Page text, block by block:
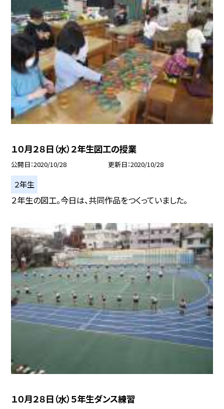
１０月２８日（水）２年生図工の授業
公開日 2020/10/28 更新日 2020/10/28
２年生
２年生の図工。今日は、共同作品をつくっていました。
１０月２８日（水）５年生ダンス練習